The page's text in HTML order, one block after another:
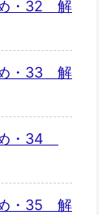
・32 解
・33 解
・34
・35 解